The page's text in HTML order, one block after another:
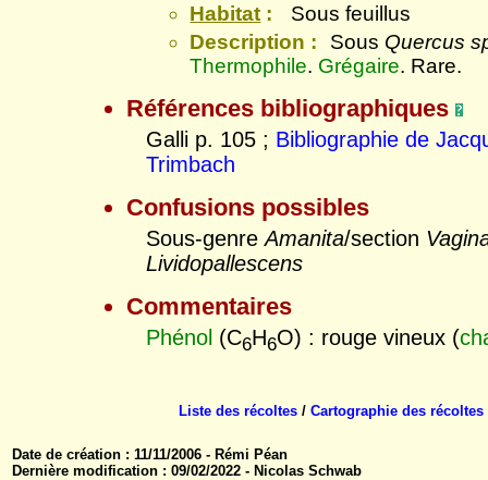
Habitat :
Sous feuillus
Description :
Sous Quercus
Thermophile. Grégaire. Rare.
Références bibliographiques
Galli p. 105 ; Bibliographie de
Trimbach
Confusions possibles
Sous-genreAmanita/section
Lividopallescens
Commentaires
Phénol (C6H6O) : rouge vineux (
Liste des récoltes /Cartographie des récoltes
Date de création : 11/11/2006 - Rémi Péan
Dernière modification : 09/02/2022 - Nicolas Schwab